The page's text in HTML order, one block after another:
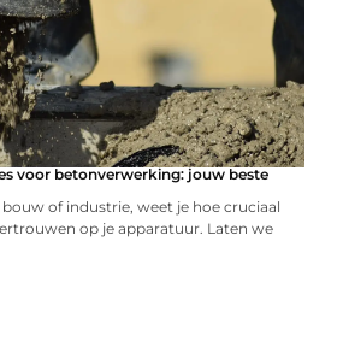
voor betonverwerking: jouw beste
of industrie, weet je hoe cruciaal
op je apparatuur. Laten we